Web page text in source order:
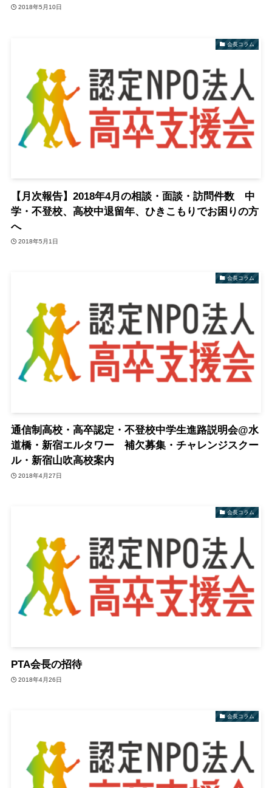
2018年5月10日
会長コラム
【月次報告】2018年4月の相談・面談・訪問件数 中
学・不登校、高校中退留年、ひきこもりでお困りの方
へ
2018年5月1日
会長コラム
通信制高校・高卒認定・不登校中学生進路説明会@水
道橋・新宿エルタワー 補欠募集・チャレンジスクー
ル・新宿山吹高校案内
2018年4月27日
会長コラム
PTA会長の招待
2018年4月26日
会長コラム